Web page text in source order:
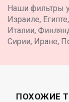
Наши фильтры
Израиле,
Италии,
Сирии, Иране,
ПОХОЖИЕ